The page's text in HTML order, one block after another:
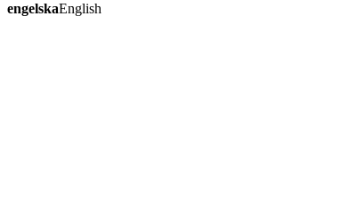
engelskaEnglish